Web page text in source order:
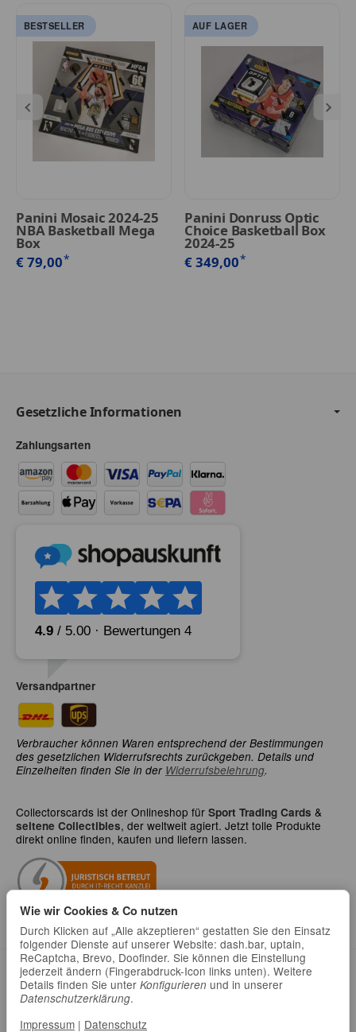
BESTSELLER
Panini Mosaic 2024-25
NBA Basketball Mega
Box
€ 79,00*
AUF LAGER
Panini Donruss Optic
Choice Basketball Box
2024-25
€ 349,00*
Gesetzliche Informationen
Zahlungsarten
Versandpartner
Verbraucher können Waren entsprechend der Bestimmungen
des gesetzlichen Widerrufsrechts zurückgeben. Details und
Einzelheiten finden Sie in der Widerrufsbelehrung.
Collectorscards ist der Onlineshop für Sport Trading Cards &
seltene Collectibles, der weltweit agiert. Jetzt tolle Produkte
direkt online finden, kaufen und liefern lassen.
Datenschutz•Impressum
Wie wir Cookies & Co nutzen
Durch Klicken auf „Alle akzeptieren“ gestatten Sie den Einsatz
folgender Dienste auf unserer Website: dash.bar, uptain,
ReCaptcha, Brevo, Doofinder. Sie können die Einstellung
jederzeit ändern (Fingerabdruck-Icon links unten). Weitere
Details finden Sie unter Konfigurieren und in unserer
Datenschutzerklärung.
Impressum | Datenschutz